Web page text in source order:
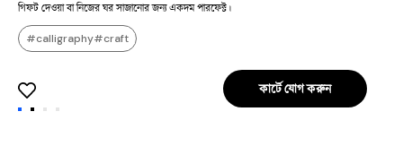
গিফট দেওয়া বা নিজের ঘর সাজানোর জন্য একদম পারফেক্ট।
#calligraphy#craft
কার্টে যোগ করুন